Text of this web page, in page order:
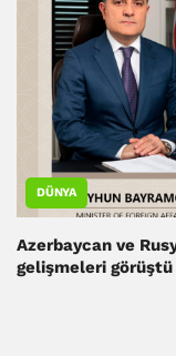
DÜNYA
Azerbaycan ve
gelişmeleri görüştü